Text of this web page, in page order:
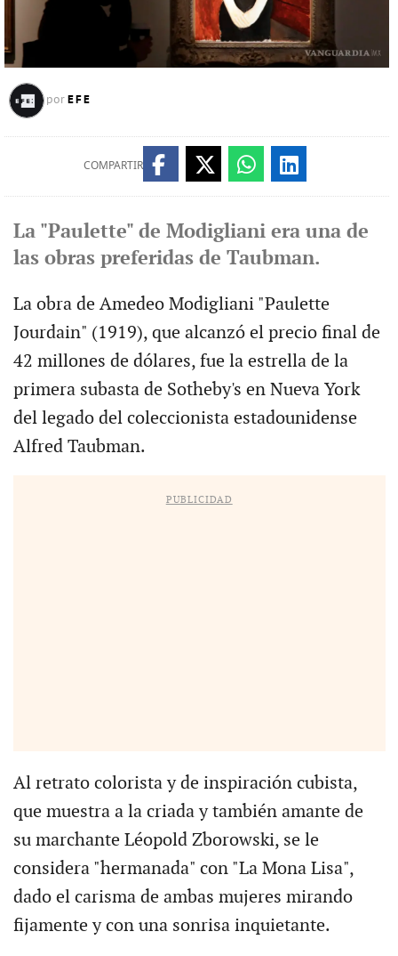
por EFE
COMPARTIR
La "Paulette" de Modigliani era una de
las obras preferidas de Taubman.
La obra de Amedeo Modigliani "Paulette
Jourdain" (1919), que alcanzó el precio final de
42 millones de dólares, fue la estrella de la
primera subasta de Sotheby's en Nueva York
del legado del coleccionista estadounidense
Alfred Taubman.
PUBLICIDAD
Al retrato colorista y de inspiración cubista,
que muestra a la criada y también amante de
su marchante Léopold Zborowski, se le
considera "hermanada" con "La Mona Lisa",
dado el carisma de ambas mujeres mirando
fijamente y con una sonrisa inquietante.